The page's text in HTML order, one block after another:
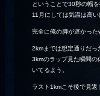
ということで30秒の幅
11月にしては気温は高
完全に俺の脚が遅かった
2kmまでは想定通りだっ
3kmのラップ見た瞬間の
いてるよう。
ラスト1kmこそ後で見